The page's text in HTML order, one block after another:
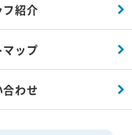
フ紹介
ップ
わせ